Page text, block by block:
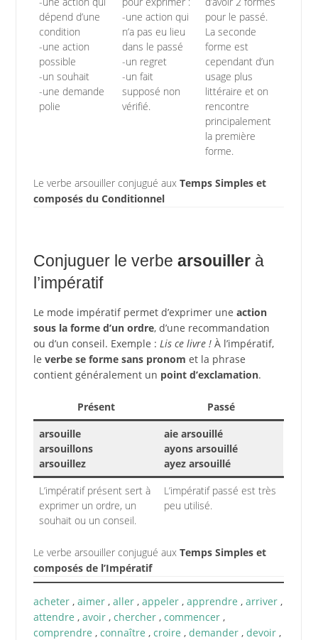
dépend d’une
condition
-une action
possible
-un souhait
-une demande
polie
-une action qui
n’a pas eu lieu
dans le passé
-un regret
-un fait
supposé non
vérifié.
pour le passé.
La seconde
forme est
cependant d’un
usage plus
littéraire et on
rencontre
principalement
la première
forme.
Le verbe arsouiller conjugué aux Temps Simples et
composés du Conditionnel
Conjuguer le verbe arsouillerà
l’impératif
Le mode impératif permet d’exprimer une action
sous la forme d’un ordre, d’une recommandation
ou d’un conseil. Exemple : Lis ce livre !À l’impératif,
le verbe se forme sans pronom et la phrase
contient généralement un point d’exclamation.
Présent
Passé
arsouille
arsouillons
arsouillez
aie arsouillé
ayons arsouillé
ayez arsouillé
L’impératif présent sert à
exprimer un ordre, un
souhait ou un conseil.
L’impératif passé est très
peu utilisé.
Le verbe arsouiller conjugué aux Temps Simples et
composés de l’Impératif
acheter, aimer, aller, appeler, apprendre , arriver,
attendre , avoir, chercher, commencer,
comprendre , connaître , croire , demander, devoir,